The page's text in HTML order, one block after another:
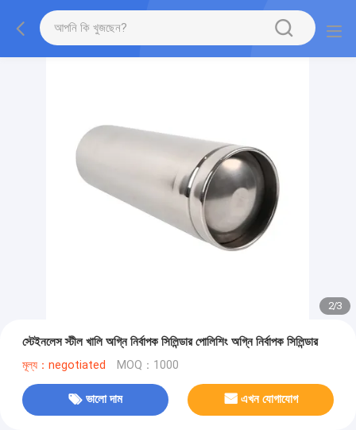
2/3
স্টেইনলেস স্টীল খালি অগ্নি নির্বাপক সিলিন্ডার পোলিশিং অগ্নি নির্বাপক সিলিন্ডার
মূল্য：negotiated MOQ：1000
ভালো দাম এখন যোগাযোগ